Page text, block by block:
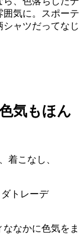
囲気に。スポーテ
ャツだってなじ
気もほん
トレーデ
なかに色気をま